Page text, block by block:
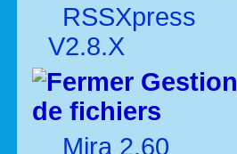
RSSXpress
V2.8.X
Gestion
de fichiers
Mira 2.60